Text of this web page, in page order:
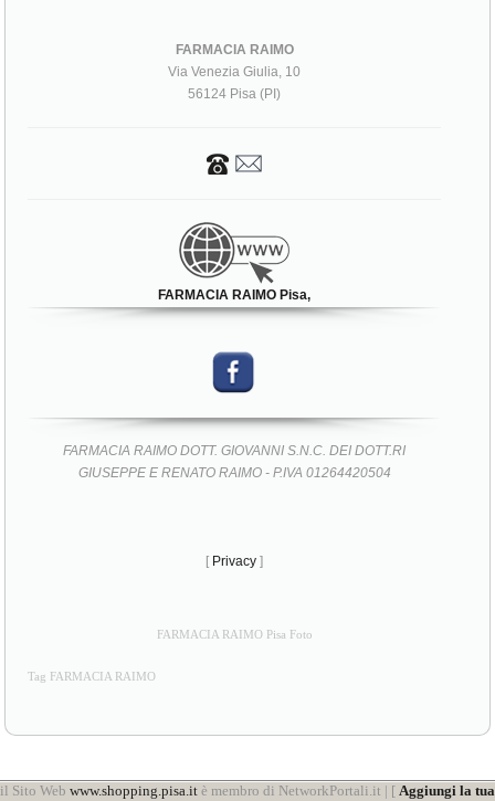
FARMACIA RAIMO
Via Venezia Giulia, 10
56124 Pisa (PI)
FARMACIA RAIMO Pisa,
FARMACIA RAIMO DOTT. GIOVANNI S.N.C. DEI DOTT.RI
GIUSEPPE E RENATO RAIMO - P.IVA 01264420504
[ Privacy ]
FARMACIA RAIMO Pisa Foto
Tag FARMACIA RAIMO
il Sito Web www.shopping.pisa.it è membro di NetworkPortali.it | [ Aggiungi la tua